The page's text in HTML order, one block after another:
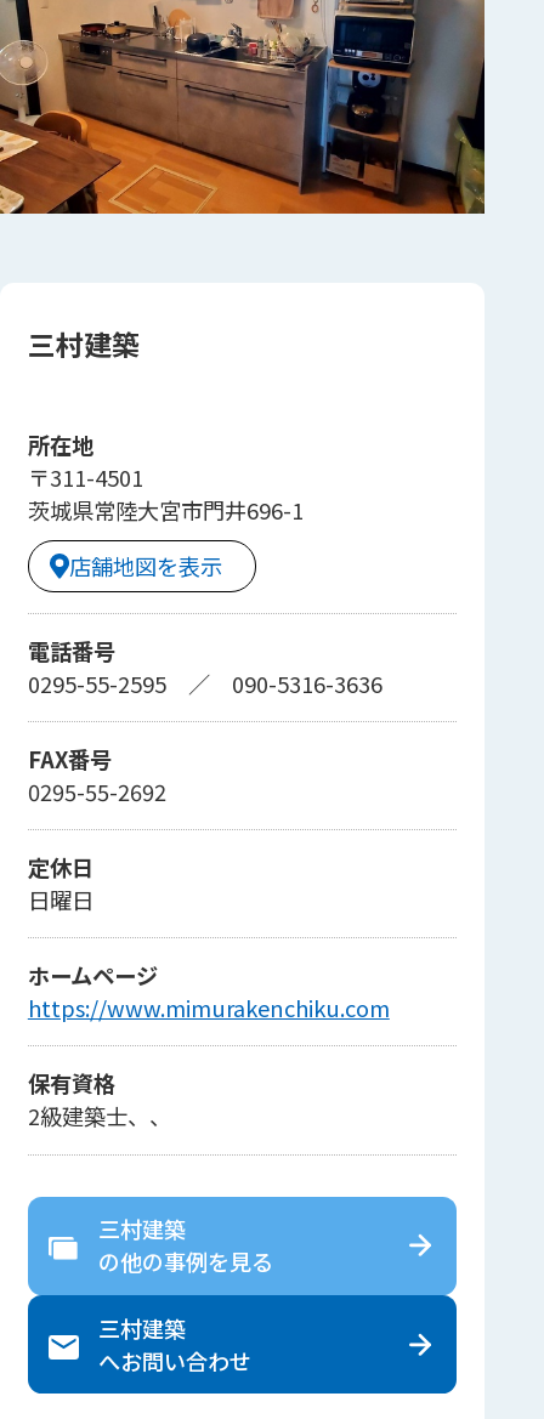
三村建築
所在地
〒311-4501
茨城県常陸大宮市門井696-1
店舗地図を表示
電話番号
0295-55-2595／ 090-5316-3636
FAX番号
0295-55-2692
定休日
日曜日
ホームページ
https://www.mimurakenchiku.com
保有資格
2級建築士、、
三村建築
の他の事例を見る
三村建築
へお問い合わせ